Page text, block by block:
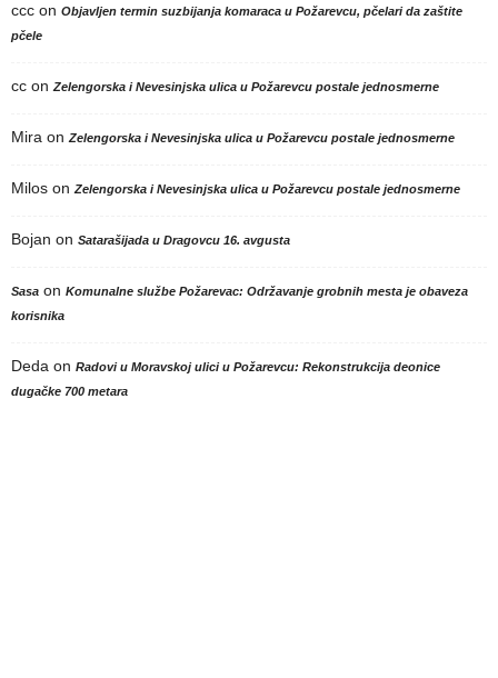
ccc on Objavljen termin suzbijanja komaraca u Požarevcu, pčelari da zaštite
pčele
cc on Zelengorska i Nevesinjska ulica u Požarevcu postale jednosmerne
Mira on Zelengorska i Nevesinjska ulica u Požarevcu postale jednosmerne
Milos on Zelengorska i Nevesinjska ulica u Požarevcu postale jednosmerne
Bojan on Satarašijada u Dragovcu 16. avgusta
Sasa on Komunalne službe Požarevac: Održavanje grobnih mesta je obaveza
korisnika
Deda on Radovi u Moravskoj ulici u Požarevcu: Rekonstrukcija deonice
dugačke 700 metara